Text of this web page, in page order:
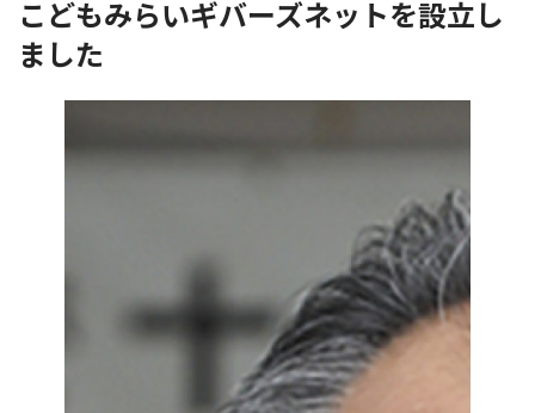
こどもみらいギバーズネットを設立し
ました